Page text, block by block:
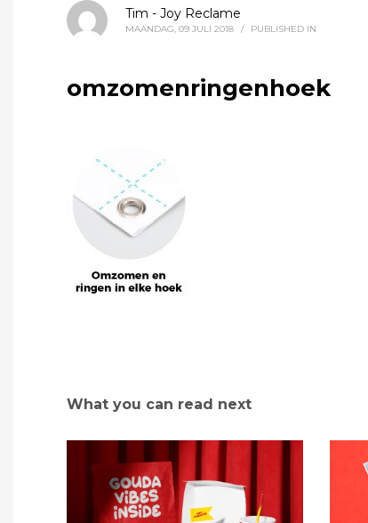
Tim - Joy Reclame
MAANDAG, 09 JULI 2018 / PUBLISHED IN
omzomenringenhoek
What you can read next